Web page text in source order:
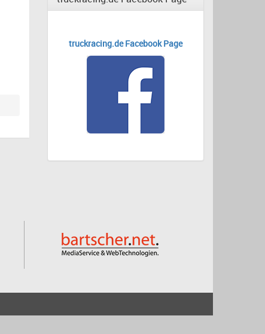
truckracing.de Facebook Page